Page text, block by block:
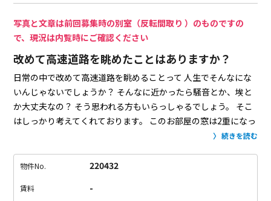
写真と文章は前回募集時の別室（反転間取り ）のものですの
で、現況は内覧時にご確認ください
改めて高速道路を眺めたことはありますか？
日常の中で改めて高速道路を眺めることって 人生でそんなにな
いんじゃないでしょうか？ そんなに近かったら騒音とか、埃と
か大丈夫なの？ そう思われる方もいらっしゃるでしょう。
そこ
はしっかり考えてくれております。
このお部屋の窓は2重になっ
やはり音は聞こえますが、窓
は洗濯を干すための設備がしっかりついていますが、
屋干しで。
5.5畳のベッドルームには、奥行きたっぷりの収納
続きを読む
物件No. 220432
賃料 -